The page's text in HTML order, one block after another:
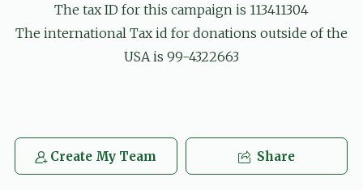
6 months ago $2.00
הגה''צ ר' יחזקאל וואגשאל שליט''א
לכבוד כל התלמידים החשובים כל בשמו הטוב יבורך, חזקו
The tax ID for this campaign is 113411304
The international Tax id for donations outside of the
USA is 99-4322663
Create My Team Share